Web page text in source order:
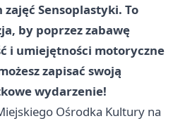
zajęć Sensoplastyki. To
by poprzez zabawę
i umiejętności motoryczne
zapisać swoją
wydarzenie!
Ośrodka Kultury na